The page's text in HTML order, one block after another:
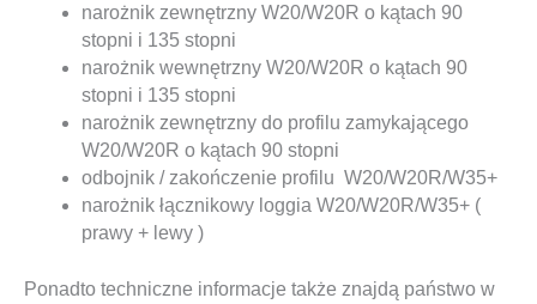
narożnik zewnętrzny W20/W20R o kątach 90
stopni i 135 stopni
narożnik wewnętrzny W20/W20R o kątach 90
stopni i 135 stopni
narożnik zewnętrzny do profilu zamykającego
W20/W20R o kątach 90 stopni
odbojnik / zakończenie profilu W20/W20R/W35+
narożnik łącznikowy loggia W20/W20R/W35+ (
prawy + lewy )
Ponadto techniczne informacje także znajdą państwo w